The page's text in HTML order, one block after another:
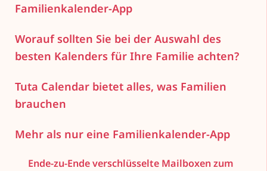
Familienkalender-App
Worauf sollten Sie bei der Auswahl des
besten Kalenders für Ihre Familie achten?
Tuta Calendar bietet alles, was Familien
brauchen
Mehr als nur eine Familienkalender-App
Ende-zu-Ende verschlüsselte Mailboxen zum